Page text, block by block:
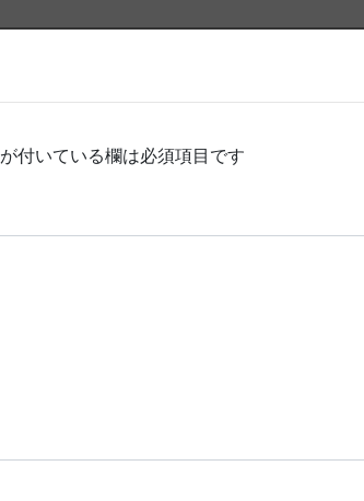
が付いている欄は必須項目です